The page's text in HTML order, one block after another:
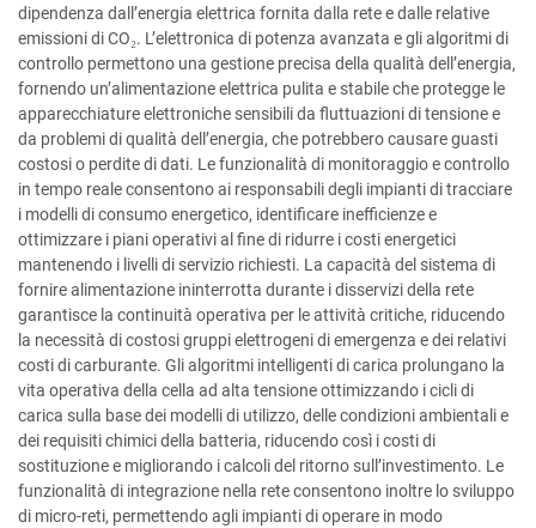
dipendenza dall’energia elettrica fornita dalla rete e dalle relative
emissioni di CO₂. L’elettronica di potenza avanzata e gli algoritmi di
controllo permettono una gestione precisa della qualità dell’energia,
fornendo un’alimentazione elettrica pulita e stabile che protegge le
apparecchiature elettroniche sensibili da fluttuazioni di tensione e
da problemi di qualità dell’energia, che potrebbero causare guasti
costosi o perdite di dati. Le funzionalità di monitoraggio e controllo
in tempo reale consentono ai responsabili degli impianti di tracciare
i modelli di consumo energetico, identificare inefficienze e
ottimizzare i piani operativi al fine di ridurre i costi energetici
mantenendo i livelli di servizio richiesti. La capacità del sistema di
fornire alimentazione ininterrotta durante i disservizi della rete
garantisce la continuità operativa per le attività critiche, riducendo
la necessità di costosi gruppi elettrogeni di emergenza e dei relativi
costi di carburante. Gli algoritmi intelligenti di carica prolungano la
vita operativa della cella ad alta tensione ottimizzando i cicli di
carica sulla base dei modelli di utilizzo, delle condizioni ambientali e
dei requisiti chimici della batteria, riducendo così i costi di
sostituzione e migliorando i calcoli del ritorno sull’investimento. Le
funzionalità di integrazione nella rete consentono inoltre lo sviluppo
di micro-reti, permettendo agli impianti di operare in modo